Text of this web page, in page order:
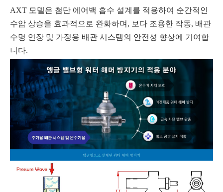
AXT 모델은 첨단 에어백 흡수 설계를 적용하여 순간적인
수압 상승을 효과적으로 완화하며, 보다 조용한 작동, 배관
수명 연장 및 가정용 배관 시스템의 안전성 향상에 기여합
니다.